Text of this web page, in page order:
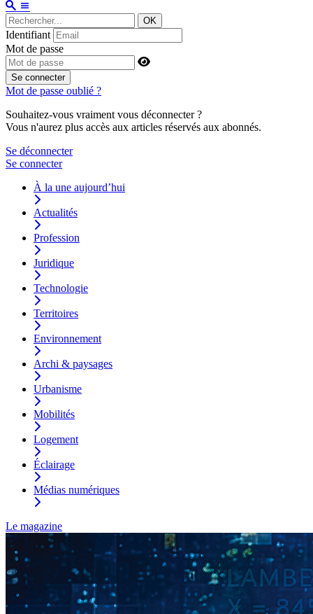
OK
Identifiant
Mot de passe
Se connecter
Mot de passe oublié ?
Souhaitez-vous vraiment vous déconnecter ?
Vous n'aurez plus accès aux articles réservés aux abonnés.
Se déconnecter
Se connecter
À la une aujourd’hui
Actualités
Profession
Juridique
Technologie
Territoires
Environnement
Archi & paysages
Urbanisme
Mobilités
Logement
Éclairage
Médias numériques
Le magazine